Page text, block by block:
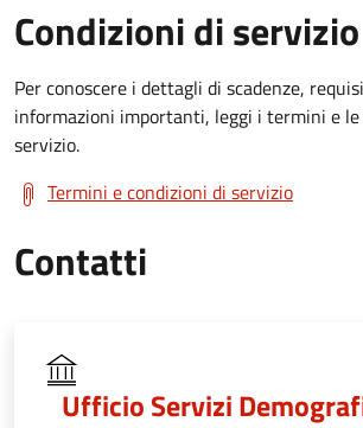
Condizioni di servizio
Per conoscere i dettagli di scadenze,
informazioni importanti, leggi i termini e le
servizio.
Termini e condizioni di servizio
Contatti
Ufficio Servizi